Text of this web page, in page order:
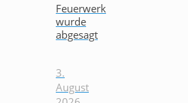
Feuerwerk
wurde
abgesagt
3.
August